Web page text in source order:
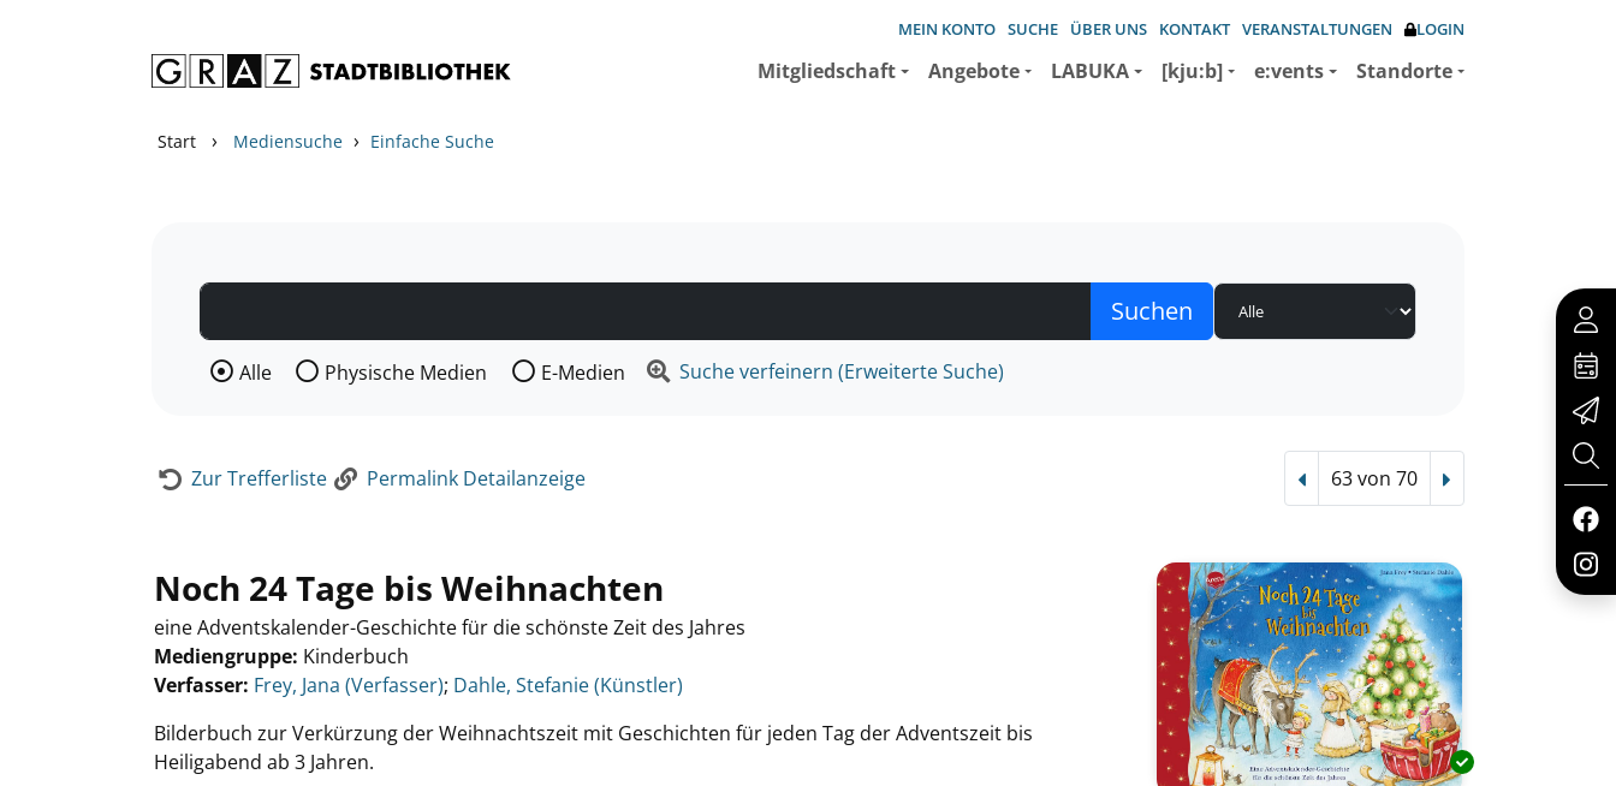
MEIN KONTO SUCHE ÜBER UNS KONTAKT VERANSTALTUNGEN LOGIN
Mitgliedschaft Angebote LABUKA [kju:b] e:vents Standorte
Start › Mediensuche › Einfache Suche
Wählen Sie die Medienart nach der Sie suchen wollen.
Alle Physische Medien E-Medien Suche verfeinern (Erweiterte Suche)
Zur Trefferliste Permalink Detailanzeige Vorheriger Treffer
63 von 70 Nächster Treffer
Noch 24 Tage bis Weihnachten
eine Adventskalender-Geschichte für die schönste Zeit des Jahres
Mediengruppe: Kinderbuch
Verfasser: Suche nach diesem Verfasser
Frey, Jana (Verfasser); Dahle, Stefanie (Künstler)
Bilderbuch zur Verkürzung der Weihnachtszeit mit Geschichten für jeden Tag der Adventszeit bis
Heiligabend ab 3 Jahren.